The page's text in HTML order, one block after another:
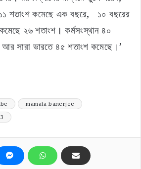
১১ শতাংশ কমেছে এক বছরে, ১০ বছরের
২৬ শতাংশ। কর্মসংস্থান ৪০
আর সারা ভারতে ৪৫ শতাংশ কমেছে।’
mamata banerjee